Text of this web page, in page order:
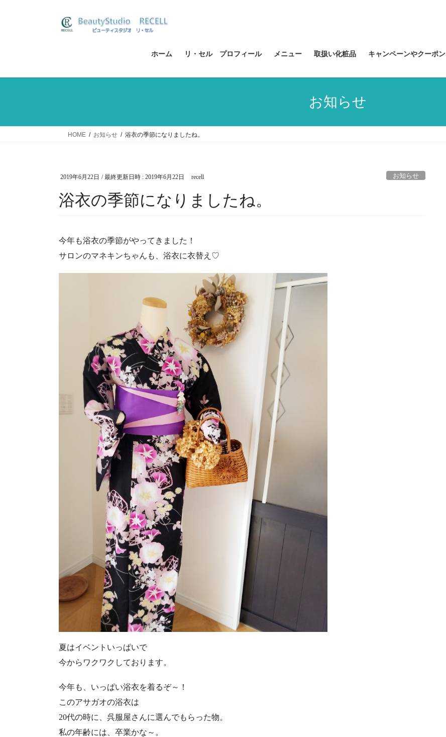
ス
ン
ホーム リ・セル プロフィール メニュー 取扱い化粧品 キャンペーンやクーポン
お知らせ
HOME お知らせ 浴衣の季節になりましたね。
2019年6月22日 / 最終更新日時 : 2019年6月22日 recell お知らせ
浴衣の季節になりましたね。
今年も浴衣の季節がやってきました！
サロンのマネキンちゃんも、浴衣に衣替え♡
夏はイベントいっぱいで
今からワクワクしております。
今年も、いっぱい浴衣を着るぞ～！
このアサガオの浴衣は
20代の時に、呉服屋さんに選んでもらった物。
私の年齢には、卒業かな～。